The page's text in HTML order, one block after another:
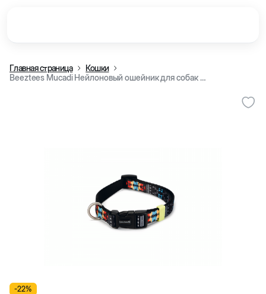
Главная страница
Кошки
Beeztees Mucadi Нейлоновый ошейник для собак и кошек (20-30 см/10 мм)
-22%